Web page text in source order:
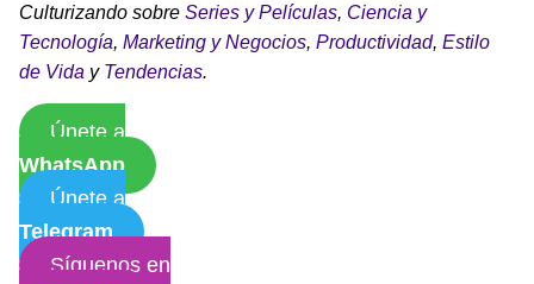
Culturizando sobre Series y Películas, Ciencia y
Tecnología, Marketing y Negocios, Productividad, Estilo
de Vida y Tendencias.
Únete a
WhatsApp
Únete a
Telegram
Síguenos en